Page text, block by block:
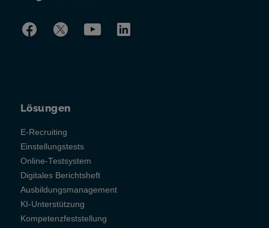
Lösungen
E-Recruiting
Einstellungstests
Online-Testsystem
Digitales Berichtsheft
Ausbildungsmanagement
KI-Unterstützung
Kompetenzfeststellung